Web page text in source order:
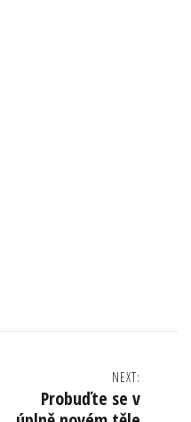
NEXT:
Probuďte se v